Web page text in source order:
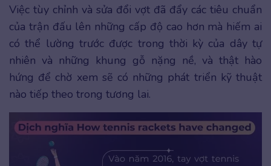
Việc tùy chỉnh và sửa đổi vợt đã đẩy các tiêu chuẩn
của trận đấu lên những cấp độ cao hơn mà hiếm ai
có thể lường trước được trong thời kỳ của dây tự
nhiên và những khung gỗ nặng nề, và thật hào
hứng để chờ xem sẽ có những phát triển kỹ thuật
nào tiếp theo trong tương lai.